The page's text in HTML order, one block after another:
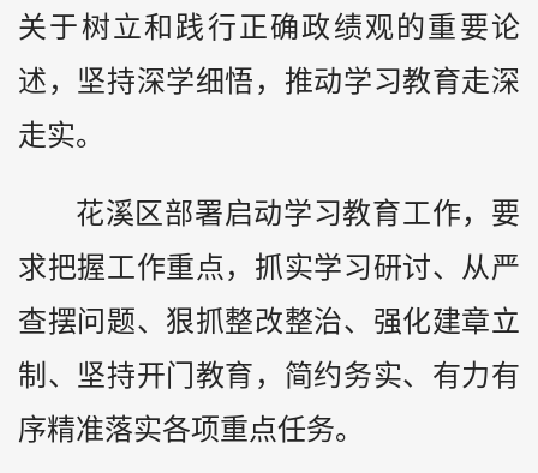
关于树立和践行正确政绩观的重要论
述，坚持深学细悟，推动学习教育走深
走实。
花溪区部署启动学习教育工作，要
求把握工作重点，抓实学习研讨、从严
查摆问题、狠抓整改整治、强化建章立
制、坚持开门教育，简约务实、有力有
序精准落实各项重点任务。